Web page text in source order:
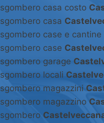
sgombero casa costo
sgombero casa
sgombero case e cantine
sgombero case
sgombero garage
sgombero locali
sgombero magazzini
sgombero magazzino
sgombero